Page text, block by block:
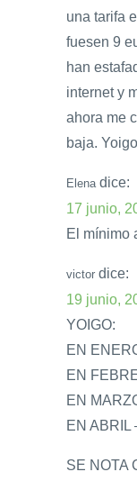
una tarifa
fuesen 9
han
internet y
ahora me
baja.
Elena dice:
17 junio,
El mínimo
victor dice:
19 junio,
YOIGO:
EN
EN
EN
EN ABRIL
SE NOTA